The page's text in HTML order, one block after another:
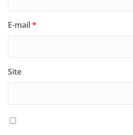
E-mail*
Site